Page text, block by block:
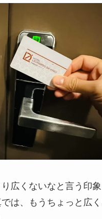
広くないなと言う印
は、もうちょっと広